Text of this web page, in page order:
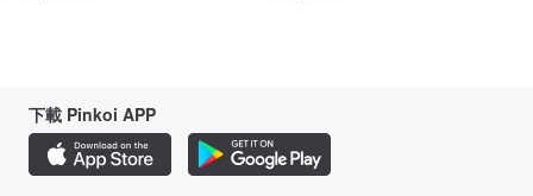
下載 Pinkoi APP